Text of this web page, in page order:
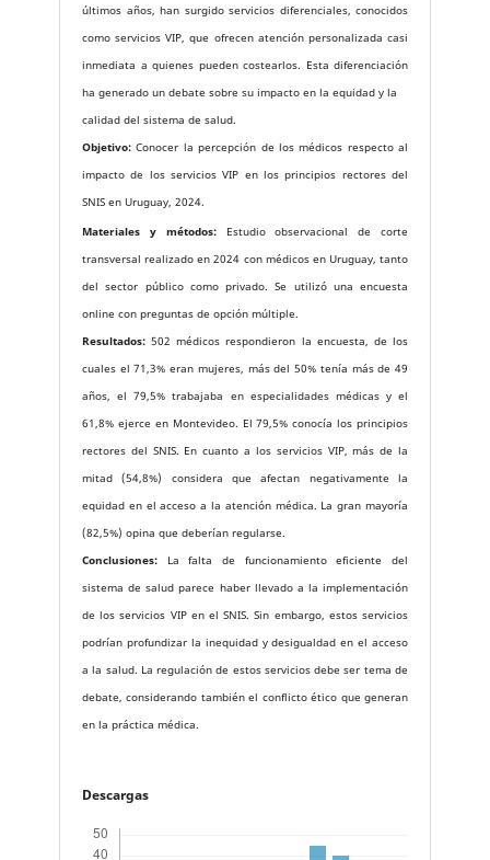
últimos años, han surgido servicios diferenciales, conocidos
como servicios VIP, que ofrecen atención personalizada casi
inmediata a quienes pueden costearlos. Esta diferenciación
ha generado un debate sobre su impacto en la equidad y la
calidad del sistema de salud.
Objetivo: Conocer la percepción de los médicos respecto al
impacto de los servicios VIP en los principios rectores del
SNIS en Uruguay, 2024.
Materiales y métodos:Estudio observacional de corte
transversal realizado en 2024 con médicos en Uruguay, tanto
del sector público como privado. Se utilizó una encuesta
online con preguntas de opción múltiple.
Resultados: 502 médicos respondieron la encuesta, de los
cuales el 71,3% eran mujeres, más del 50% tenía más de 49
años, el 79,5% trabajaba en especialidades médicas y el
61,8% ejerce en Montevideo. El 79,5% conocía los principios
rectores del SNIS. En cuanto a los servicios VIP, más de la
mitad (54,8%) considera que afectan negativamente la
equidad en el acceso a la atención médica. La gran mayoría
(82,5%) opina que deberían regularse.
Conclusiones: La falta de funcionamiento eficiente del
sistema de salud parece haber llevado a la implementación
de los servicios VIP en el SNIS. Sin embargo, estos servicios
podrían profundizar la inequidad y desigualdad en el acceso
a la salud. La regulación de estos servicios debe ser tema de
debate, considerando también el conflicto ético que generan
en la práctica médica.
Descargas